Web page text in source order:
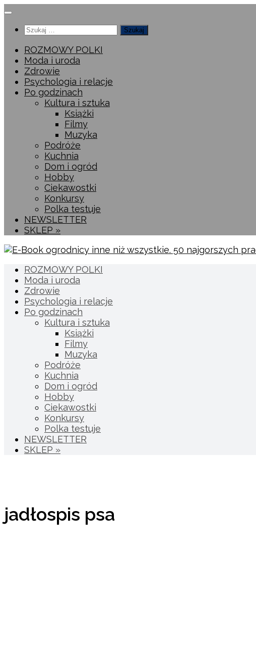
Przeskocz
treściSzukaj:
ROZMOWY POLKI
Moda i uroda
Zdrowie
Psychologia i relacje
Po godzinach
Kultura i sztuka
Książki
Filmy
Muzyka
Podróże
Kuchnia
Dom i ogród
Hobby
Ciekawostki
Konkursy
Polka testuje
NEWSLETTER
SKLEP »
ROZMOWY POLKI
Moda i uroda
Zdrowie
Psychologia i relacje
Po godzinach
Kultura i sztuka
Książki
Filmy
Muzyka
Podróże
Kuchnia
Dom i ogród
Hobby
Ciekawostki
Konkursy
Polka testuje
NEWSLETTER
SKLEP »
jadłospis psa